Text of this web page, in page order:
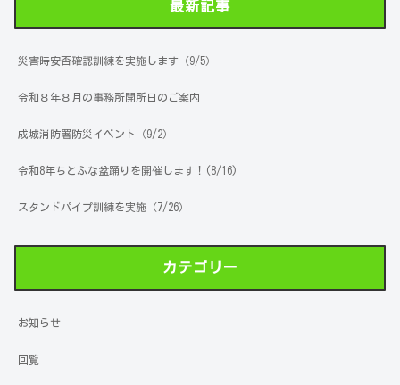
最新記事
災害時安否確認訓練を実施します（9/5）
令和８年８月の事務所開所日のご案内
成城消防署防災イベント（9/2）
令和8年ちとふな盆踊りを開催します！(8/16)
スタンドパイプ訓練を実施（7/26）
カテゴリー
お知らせ
回覧